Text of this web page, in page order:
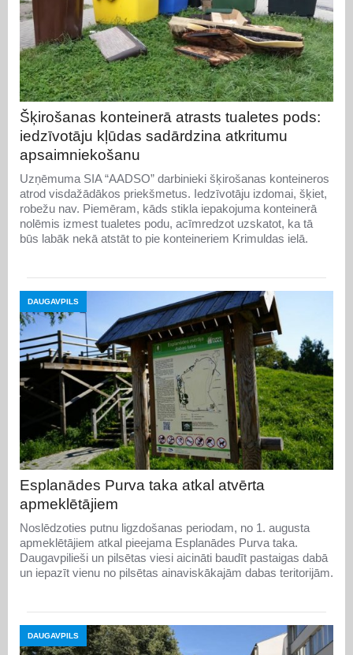
Šķirošanas konteinerā atrasts tualetes pods:
iedzīvotāju kļūdas sadārdzina atkritumu
apsaimniekošanu
Uzņēmuma SIA “AADSO” darbinieki šķirošanas konteineros
atrod visdažādākos priekšmetus. Iedzīvotāju izdomai, šķiet,
robežu nav. Piemēram, kāds stikla iepakojuma konteinerā
nolēmis izmest tualetes podu, acīmredzot uzskatot, ka tā
būs labāk nekā atstāt to pie konteineriem Krimuldas ielā.
DAUGAVPILS
Esplanādes Purva taka atkal atvērta
apmeklētājiem
Noslēdzoties putnu ligzdošanas periodam, no 1. augusta
apmeklētājiem atkal pieejama Esplanādes Purva taka.
Daugavpilieši un pilsētas viesi aicināti baudīt pastaigas dabā
un iepazīt vienu no pilsētas ainaviskākajām dabas teritorijām.
DAUGAVPILS